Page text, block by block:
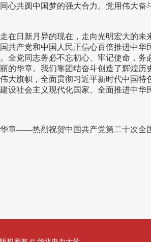
心共圆中国梦的强大合力。党用伟大
在日新月异的现在，走向光明宏大的
共产党和中国人民正信心百倍推进中
党同志务必不忘初心、牢记使命，务
的华章。我们靠团结奋斗创造了辉煌
大旗帜，全面贯彻习近平新时代中国
社会主义现代化国家、全面推进中华
章——热烈祝贺中国共产党第二十次全